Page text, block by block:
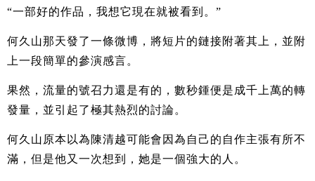
“一部好的作品，我想它現在就被看到。”
何久山那天發了一條微博，將短片的鏈接附著其上，並附
上一段簡單的參演感言。
果然，流量的號召力還是有的，數秒鍾便是成千上萬的轉
發量，並引起了極其熱烈的討論。
何久山原本以為陳清越可能會因為自己的自作主張有所不
滿，但是他又一次想到，她是一個強大的人。